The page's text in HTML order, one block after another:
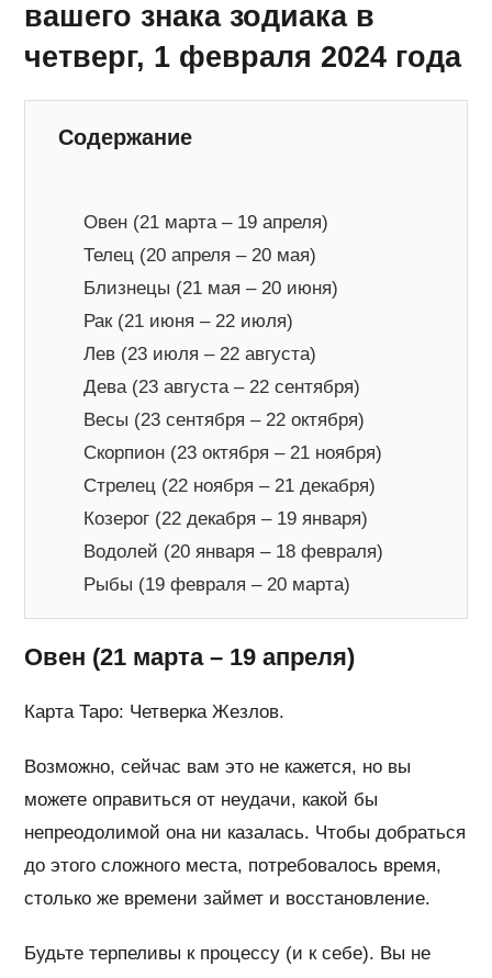
вашего знака зодиака в
четверг, 1 февраля 2024 года
Содержание
Овен (21 марта – 19 апреля)
Телец (20 апреля – 20 мая)
Близнецы (21 мая – 20 июня)
Рак (21 июня – 22 июля)
Лев (23 июля – 22 августа)
Дева (23 августа – 22 сентября)
Весы (23 сентября – 22 октября)
Скорпион (23 октября – 21 ноября)
Стрелец (22 ноября – 21 декабря)
Козерог (22 декабря – 19 января)
Водолей (20 января – 18 февраля)
Рыбы (19 февраля – 20 марта)
Овен (21 марта – 19 апреля)
Карта Таро: Четверка Жезлов.
Возможно, сейчас вам это не кажется, но вы
можете оправиться от неудачи, какой бы
непреодолимой она ни казалась. Чтобы добраться
до этого сложного места, потребовалось время,
столько же времени займет и восстановление.
Будьте терпеливы к процессу (и к себе). Вы не